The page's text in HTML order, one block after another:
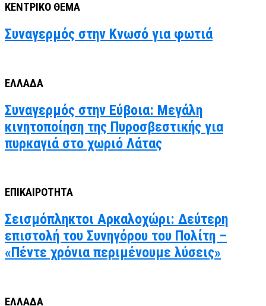
ΚΕΝΤΡΙΚΟ ΘΕΜΑ
Συναγερμός στην Κνωσό για φωτιά
ΕΛΛΑΔΑ
Συναγερμός στην Εύβοια: Μεγάλη
κινητοποίηση της Πυροσβεστικής για
πυρκαγιά στο χωριό Λάτας
ΕΠΙΚΑΙΡΟΤΗΤΑ
Σεισμόπληκτοι Αρκαλοχώρι: Δεύτερη
επιστολή του Συνηγόρου του Πολίτη –
«Πέντε χρόνια περιμένουμε λύσεις»
ΕΛΛΑΔΑ